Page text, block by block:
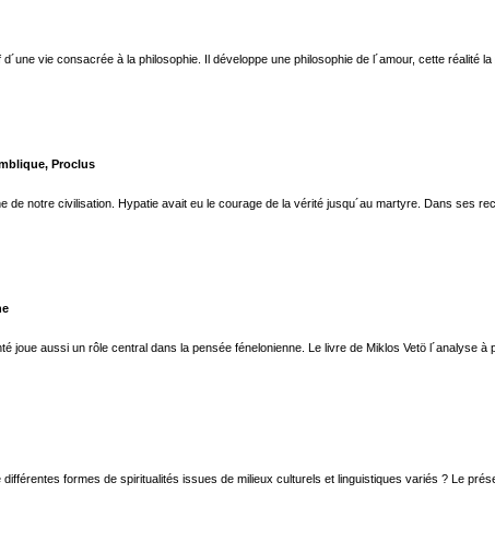
vie consacrée à la philosophie. Il développe une philosophie de l´amour, cette réalité
Proclus
de notre civilisation. Hypatie avait eu le courage de la vérité jusqu´au martyre. Dans ses
aussi un rôle central dans la pensée fénelonienne. Le livre de Miklos Vetö l´analyse à
formes de spiritualités issues de milieux culturels et linguistiques variés ? Le